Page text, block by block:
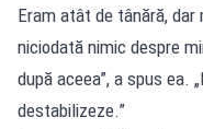
Eram atât de tânără,
niciodată nimic despre
după aceea”, a spus ea.
destabilizeze.”